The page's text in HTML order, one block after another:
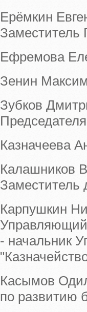
Ерёмкин
Заместитель
Ефремова
Зенин
Зубков
Казначеева
Калашников
Заместитель
Карпушкин
- начальник
Касымов
по развитию